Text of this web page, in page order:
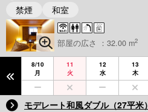
禁煙
和室
部屋の広さ ：32.00 m2
8/10
月
11
火
12
水
13
木
モデレート和風ダブル（27平米）